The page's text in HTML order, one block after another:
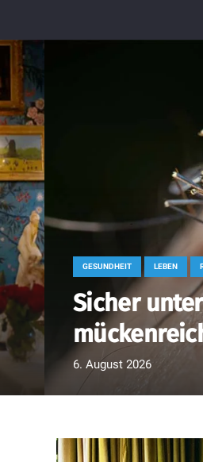
GESUNDHEIT LEBEN
Sicher
6. August 2026